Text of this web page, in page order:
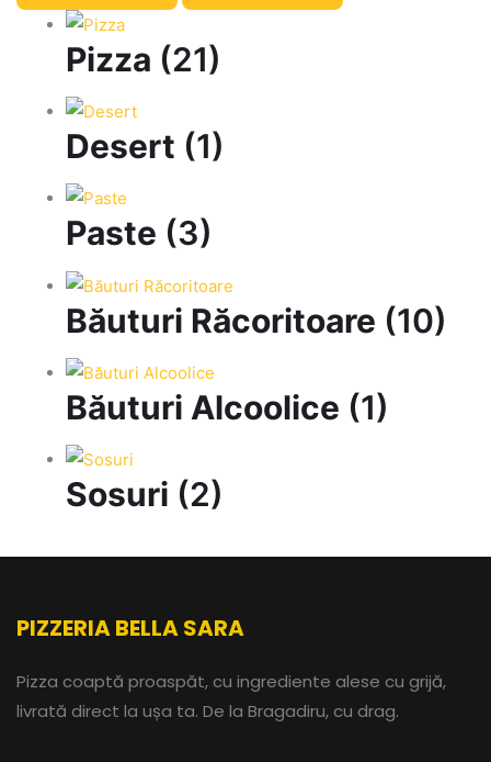
Pizza (21)
Desert (1)
Paste (3)
Băuturi Răcoritoare (10)
Băuturi Alcoolice (1)
Sosuri (2)
PIZZERIA BELLA SARA
Pizza coaptă proaspăt, cu ingrediente alese cu grijă,
livrată direct la ușa ta. De la Bragadiru, cu drag.